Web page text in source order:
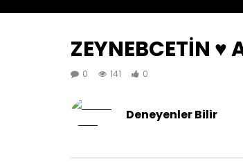
ZEYNEBCETİN ♥️
0 141 0
Deneyenler Bilir